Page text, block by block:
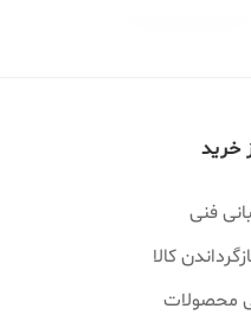
خرید
فنی
کالا
محصولات